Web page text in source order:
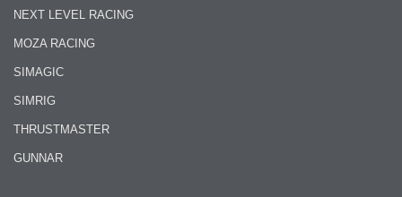
NEXT LEVEL RACING
MOZA RACING
SIMAGIC
SIMRIG
THRUSTMASTER
GUNNAR